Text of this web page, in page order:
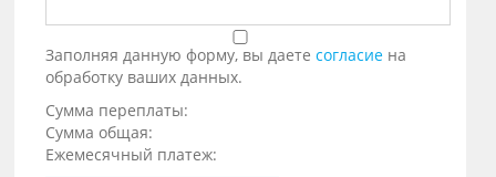
Заполняя данную форму, вы даетесогласие на
обработку ваших данных.
Сумма переплаты:
Сумма общая:
Ежемесячный платеж: